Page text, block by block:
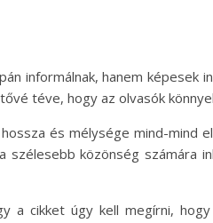
informálnak, hanem képesek
téve, hogy az olvasók
és mélysége mind-mind
szélesebb közönség számára
a cikket úgy kell megírni,